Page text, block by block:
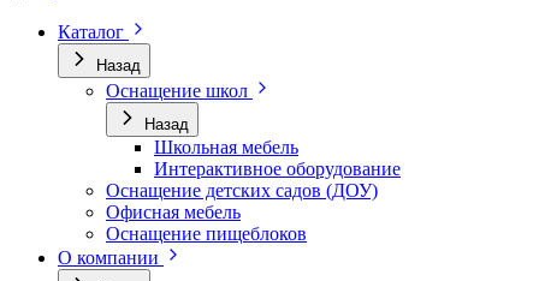
Каталог
Назад
Оснащение школ
Назад
Школьная мебель
Интерактивное оборудование
Оснащение детских садов (ДОУ)
Офисная мебель
Оснащение пищеблоков
О компании